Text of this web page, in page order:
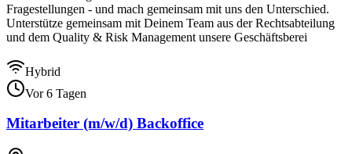
Fragestellungen - und mach gemeinsam mit uns den Unterschied.
Unterstütze gemeinsam mit Deinem Team aus der Rechtsabteilung
und dem Quality & Risk Management unsere Geschäftsberei
Hybrid
Vor 6 Tagen
Mitarbeiter (m/w/d) Backoffice